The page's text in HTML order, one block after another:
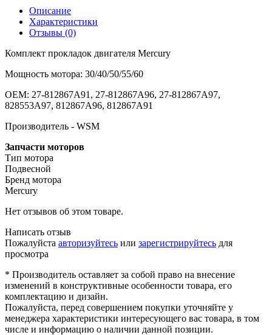
Описание
Характеристики
Отзывы (0)
Комплект прокладок двигателя Mercury
Мощность мотора: 30/40/50/55/60
OEM: 27-812867A91, 27-812867A96, 27-812867A97,
828553A97, 812867A96, 812867A91
Производитель - WSM
Запчасти моторов
Тип мотора
Подвесной
Бренд мотора
Mercury
Нет отзывов об этом товаре.
Написать отзыв
Пожалуйста авторизуйтесь или зарегистрируйтесь для
просмотра
* Производитель оставляет за собой право на внесение
изменений в конструктивные особенности товара, его
комплектацию и дизайн.
Пожалуйста, перед совершением покупки уточняйте у
менеджера характеристики интересующего вас товара, в том
числе и информацию о наличии данной позиции.